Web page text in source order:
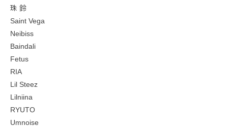
珠 鈴
Saint Vega
Neibiss
Baindali
Fetus
RIA
Lil Steez
Lilniina
RYUTO
Umnoise